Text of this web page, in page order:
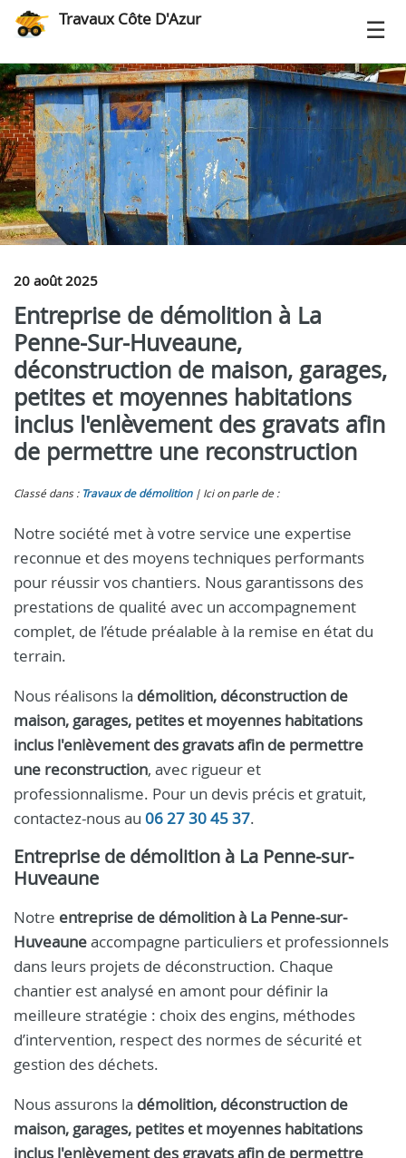
Travaux Côte D'Azur
20 août 2025
Entreprise de démolition à La
Penne-Sur-Huveaune,
déconstruction de maison, garages,
petites et moyennes habitations
inclus l'enlèvement des gravats afin
de permettre une reconstruction
Classé dans : Travaux de démolition Ici on parle de :
Notre société met à votre service une expertise
reconnue et des moyens techniques performants
pour réussir vos chantiers. Nous garantissons des
prestations de qualité avec un accompagnement
complet, de l’étude préalable à la remise en état du
terrain.
Nous réalisons la démolition, déconstruction de
maison, garages, petites et moyennes habitations
inclus l'enlèvement des gravats afin de permettre
une reconstruction, avec rigueur et
professionnalisme. Pour un devis précis et gratuit,
contactez-nous au 06 27 30 45 37.
Entreprise de démolition à La Penne-sur-
Huveaune
Notre entreprise de démolition à La Penne-sur-
Huveauneaccompagne particuliers et professionnels
dans leurs projets de déconstruction. Chaque
chantier est analysé en amont pour définir la
meilleure stratégie : choix des engins, méthodes
d’intervention, respect des normes de sécurité et
gestion des déchets.
Nous assurons la démolition, déconstruction de
maison, garages, petites et moyennes habitations
inclus l'enlèvement des gravats afin de permettre